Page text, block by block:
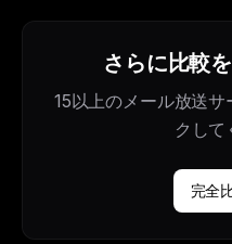
さらに比較
15以上のメール放送
クして
完全